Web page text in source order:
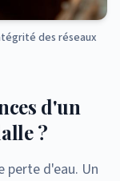
des réseaux
d'un
?
perte d'eau. Un